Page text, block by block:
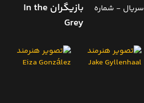
بازیگران In the
Grey